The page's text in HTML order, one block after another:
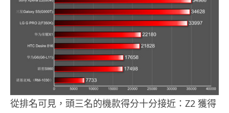
從排名可見，頭三名的機款得分十分接近：Z2 獲得